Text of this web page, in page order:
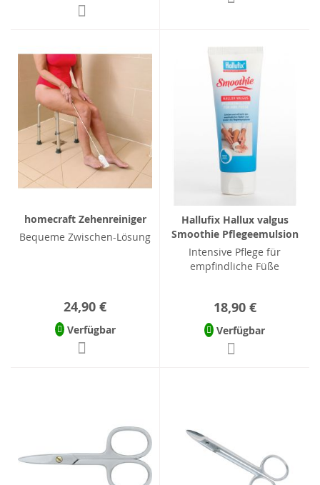
homecraft Zehenreiniger
Bequeme Zwischen-Lösung
24,90 €
Verfügbar
Hallufix Hallux valgus
Smoothie Pflegeemulsion
Intensive Pflege für
empfindliche Füße
18,90 €
Verfügbar